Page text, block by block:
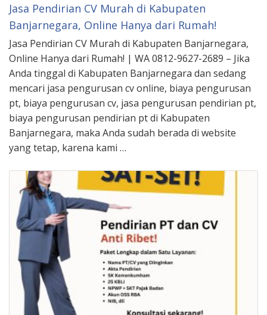
Jasa Pendirian CV Murah di Kabupaten
Banjarnegara, Online Hanya dari Rumah!
Jasa Pendirian CV Murah di Kabupaten Banjarnegara,
Online Hanya dari Rumah! | WA 0812-9627-2689 – Jika
Anda tinggal di Kabupaten Banjarnegara dan sedang
mencari jasa pengurusan cv online, biaya pengurusan
pt, biaya pengurusan cv, jasa pengurusan pendirian pt,
biaya pengurusan pendirian pt di Kabupaten
Banjarnegara, maka Anda sudah berada di website
yang tetap, karena kami …